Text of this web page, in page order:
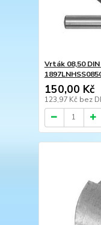
Vrták 08,50
150,00 Kč
123,97 Kč bez